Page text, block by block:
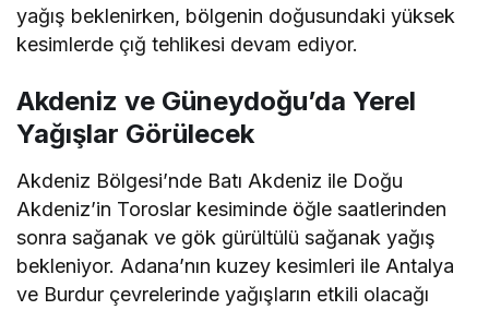
yağış beklenirken, bölgenin doğusundaki yüksek
kesimlerde çığ tehlikesi devam ediyor.
Akdeniz ve Güneydoğu’da Yerel
Yağışlar Görülecek
Akdeniz Bölgesi’nde Batı Akdeniz ile Doğu
Akdeniz’in Toroslar kesiminde öğle saatlerinden
sonra sağanak ve gök gürültülü sağanak yağış
bekleniyor. Adana’nın kuzey kesimleri ile Antalya
ve Burdur çevrelerinde yağışların etkili olacağı